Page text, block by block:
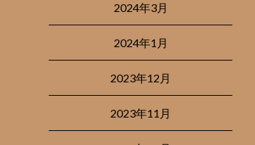
2024年3月
2024年1月
2023年12月
2023年11月